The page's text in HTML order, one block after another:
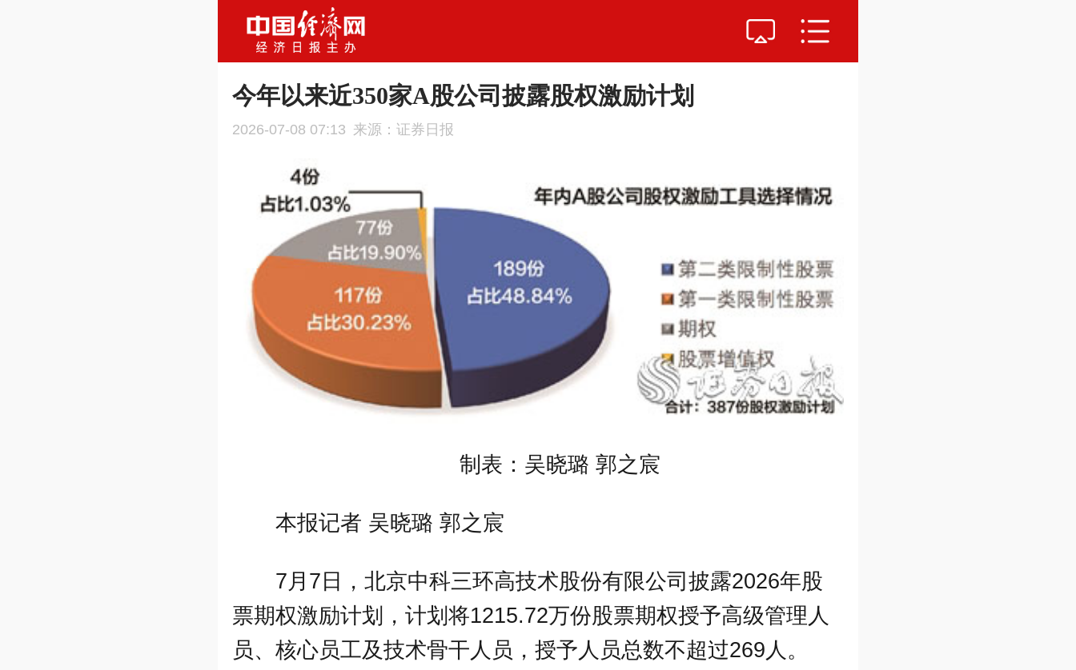
今年以来近350家A股公司披露股权激励计划
2026-07-08 07:13 来源：证券日报
制表：吴晓璐 郭之宸
本报记者 吴晓璐 郭之宸
7月7日，北京中科三环高技术股份有限公司披露2026年股
票期权激励计划，计划将1215.72万份股票期权授予高级管理人
员、核心员工及技术骨干人员，授予人员总数不超过269人。